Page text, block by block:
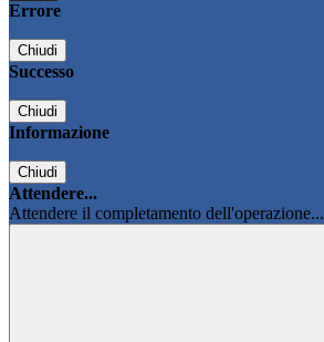
Errore
Chiudi
Successo
Chiudi
Informazione
Chiudi
Attendere...
Attendere il completamento dell'operazione...